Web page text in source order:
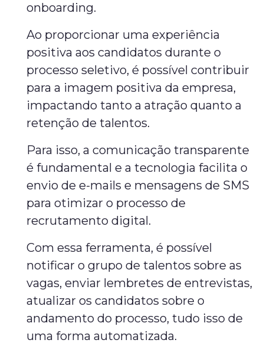
onboarding.
Ao proporcionar uma experiência
positiva aos candidatos durante o
processo seletivo, é possível contribuir
para a imagem positiva da empresa,
impactando tanto a atração quanto a
retenção de talentos.
Para isso, a comunicação transparente
é fundamental e a tecnologia facilita o
envio de e-mails e mensagens de SMS
para otimizar o processo de
recrutamento digital.
Com essa ferramenta, é possível
notificar o grupo de talentos sobre as
vagas, enviar lembretes de entrevistas,
atualizar os candidatos sobre o
andamento do processo, tudo isso de
uma forma automatizada.